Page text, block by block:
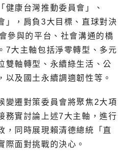
健康台灣推動委員會」、
」，肩負3大目標、直球對決
參與的平台、社會溝通的橋
7大主軸包括淨零轉型、多元
雙軸轉型、永續綠生活、公
以及國土永續調適韌性等。
變遷對策委員會將聚焦2大項
務實討論上述7大主軸，進行
，同時展現賴清德總統「直
際面對挑戰的決心。